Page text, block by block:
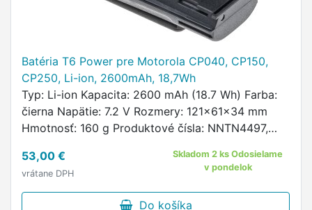
Batéria T6 Power pre Motorola CP040, CP150,
CP250, Li-ion, 2600mAh, 18,7Wh
Typ: Li-ion Kapacita: 2600 mAh (18.7 Wh) Farba:
čierna Napätie: 7.2 V Rozmery: 121x61x34 mm
Hmotnosť: 160 g Produktové čísla: NNTN4497,
PMNN4259 …
53,00 €
vrátane DPH
Skladom 2 ks Odosielame
v pondelok
Do košíka